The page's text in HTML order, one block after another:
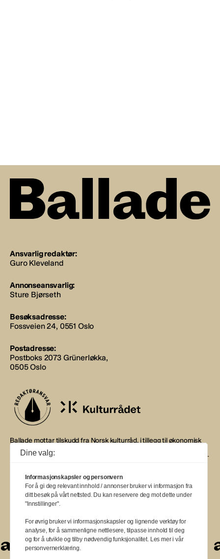
Ansvarlig redaktør:
Guro Kleveland
Annonseansvarlig:
Sture Bjørseth
Besøksadresse:
Fossveien 24, 0551 Oslo
Postadresse:
Postboks 2073 Grünerløkka,
0505 Oslo
Ballade mottar tilskudd fra Norsk kulturråd, i tillegg til økonomisk
støtte fra eierne NOPA, Norsk komponistforening og
Musikkforleggerne. Ballade drives etter Redaktør- og Vær Varsom-
BALLADE — NORGES MUSIKKMAGASIN
aaa
aaa
aa
a
Dine valg:
Informasjonskapsler og personvern
For å gi deg relevant innhold / annonser bruker vi informasjon fra
ditt besøk på vårt nettsted. Du kan reservere deg mot dette under
"Innstillinger".
For øvrig bruker vi informasjonskapsler og lignende verktøy for
analyse, for å sammenligne nettlesere, tilpasse innhold til deg
og for å utvikle og tilby nødvendig funksjonalitet. Les mer i vår
personvernerklæring.